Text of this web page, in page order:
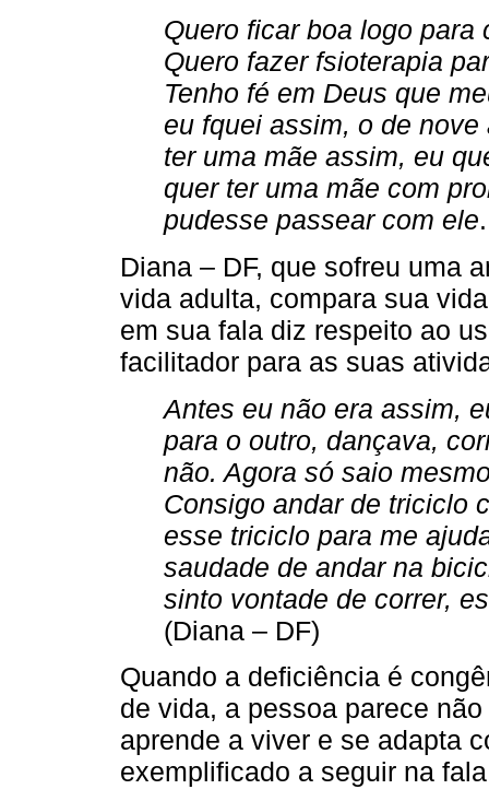
Quero ficar boa logo
Quero fazer fsioterapia
Tenho fé em Deus que
eu fquei assim, o de nove
ter uma mãe assim, eu
quer ter uma mãe com
pudesse passear com ele
Diana – DF, que sofreu uma
vida adulta, compara sua
em sua fala diz respeito ao
facilitador para as suas
Antes eu não era assim,
para o outro, dançava,
não. Agora só saio
Consigo andar de triciclo
esse triciclo para me
saudade de andar na
sinto vontade de correr,
(Diana – DF)
Quando a deficiência é
de vida, a pessoa parece
aprende a viver e se adapta
exemplificado a seguir na